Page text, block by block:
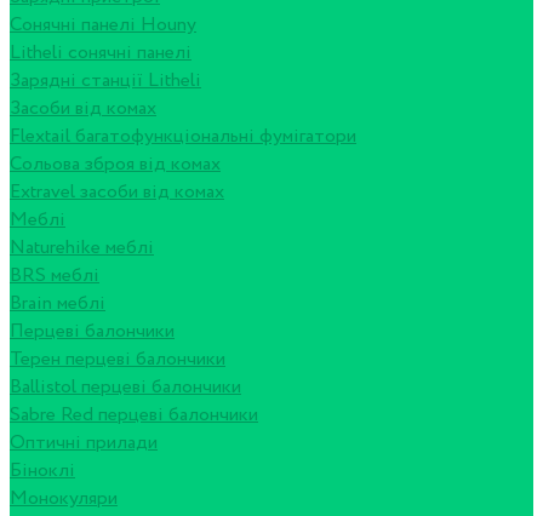
Сонячні панелі Houny
Litheli сонячні панелі
Зарядні станції Litheli
Засоби від комах
Flextail багатофункціональні фумігатори
Сольова зброя від комах
Extravel засоби від комах
Меблі
Naturehike меблі
BRS меблі
Brain меблі
Перцеві балончики
Терен перцеві балончики
Ballistol перцеві балончики
Sabre Red перцеві балончики
Оптичні прилади
Біноклі
Монокуляри